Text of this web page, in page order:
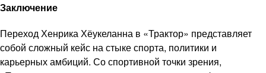
Заключение
Переход Хенрика Хёукеланна в «Трактор» представляет
собой сложный кейс на стыке спорта, политики и
карьерных амбиций. Со спортивной точки зрения,